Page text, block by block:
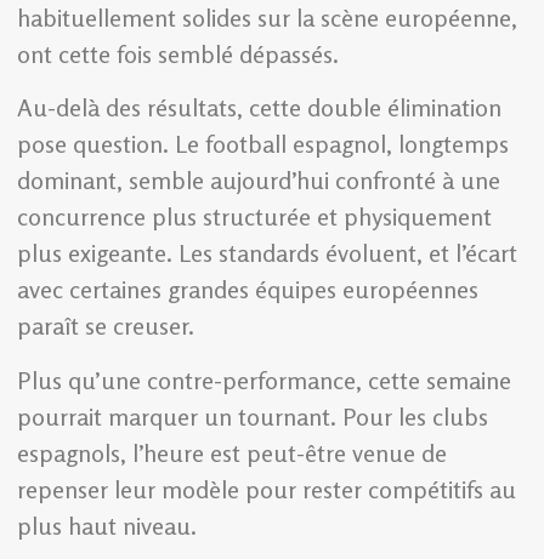
habituellement solides sur la scène européenne,
ont cette fois semblé dépassés.
Au-delà des résultats, cette double élimination
pose question. Le football espagnol, longtemps
dominant, semble aujourd’hui confronté à une
concurrence plus structurée et physiquement
plus exigeante. Les standards évoluent, et l’écart
avec certaines grandes équipes européennes
paraît se creuser.
Plus qu’une contre-performance, cette semaine
pourrait marquer un tournant. Pour les clubs
espagnols, l’heure est peut-être venue de
repenser leur modèle pour rester compétitifs au
plus haut niveau.